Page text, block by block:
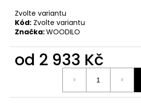
Zvolte variantu
Kód: Zvolte variantu
Značka:WOODILO
od 2 933 Kč